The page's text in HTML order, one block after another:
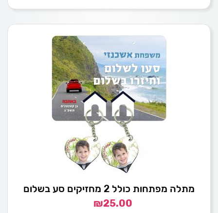
מתלה מפתחות כולל 2 מחזיקים סע בשלום
₪25.00